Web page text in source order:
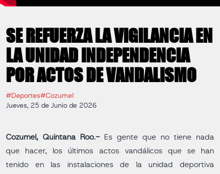
SE REFUERZA LA VIGILANCIA EN
LA UNIDAD INDEPENDENCIA
POR ACTOS DE VANDALISMO
#Deportes#Cozumel
Jueves, 25 de Junio de 2026
Cozumel, Quintana Roo.-Es gente que no tiene nada
que hacer, los últimos actos vandálicos que se han
tenido en las instalaciones de la unidad deportiva